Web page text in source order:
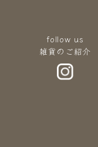
follow us
雑貨のご紹介